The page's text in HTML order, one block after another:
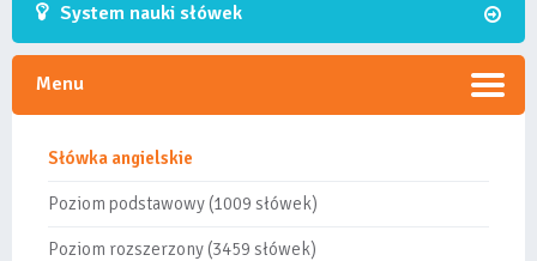
System nauki słówek
Menu
Słówka angielskie
Poziom podstawowy (1009 słówek)
Poziom rozszerzony (3459 słówek)